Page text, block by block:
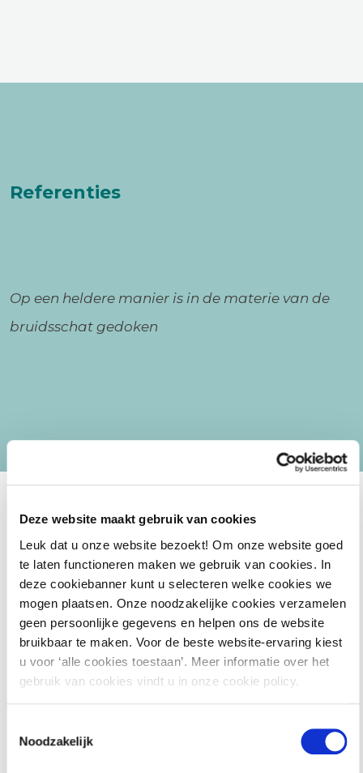
Deze website maakt gebruik van cookies
Leuk dat u onze website bezoekt! Om onze website goed
te laten functioneren maken we gebruik van cookies. In
deze cookiebanner kunt u selecteren welke cookies we
mogen plaatsen. Onze noodzakelijke cookies verzamelen
geen persoonlijke gegevens en helpen ons de website
bruikbaar te maken. Voor de beste website-ervaring kiest
u voor ‘alle cookies toestaan’. Meer informatie over het
gebruik van cookies vindt u in onze cookie policy.
Noodzakelijk
Referenties
Op een heldere manier is in de materie van de
bruidsschat gedoken
Materiaal
Digitale hand-outs en eventueel aanvullend digitaal
Toegang tot de gehele digitale kennisbank
Hiermee krijgt u toegang tot het dossier met alle